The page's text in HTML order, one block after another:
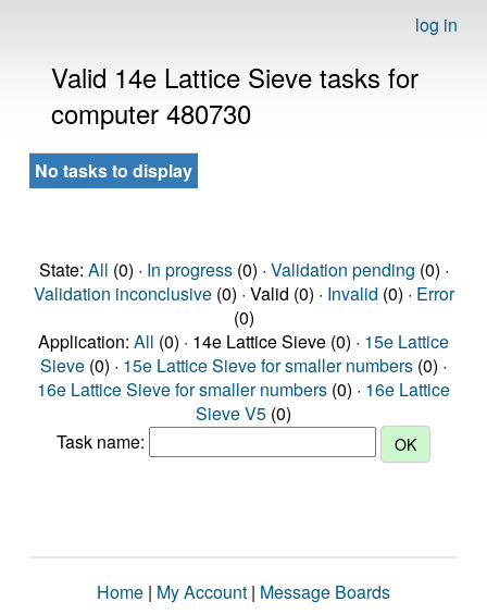
log in
Valid 14e Lattice Sieve tasks for
computer 480730
No tasks to display
State: All (0) · In progress(0) · Validation pending (0) ·
Validation inconclusive(0) · Valid (0) · Invalid (0) · Error
(0)
Application: All (0) · 14e Lattice Sieve (0) · 15e Lattice
Sieve (0) · 15e Lattice Sieve for smaller numbers (0) ·
16e Lattice Sieve for smaller numbers (0) · 16e Lattice
Sieve V5 (0)
Task name:
Home | My Account | Message Boards